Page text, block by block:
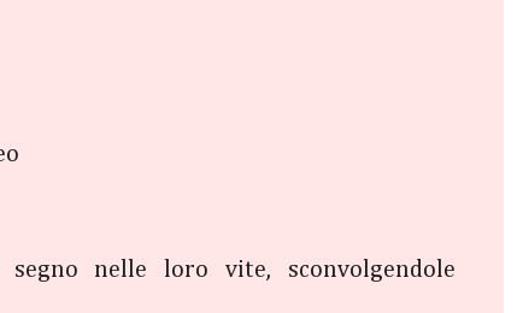
nelle loro vite, sconvolgendole